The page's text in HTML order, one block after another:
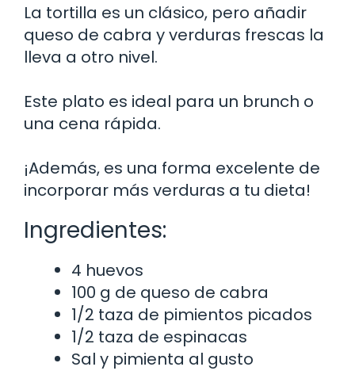
La tortilla es un clásico, pero añadir
queso de cabra y verduras frescas la
lleva a otro nivel.
Este plato es ideal para un brunch o
una cena rápida.
¡Además, es una forma excelente de
incorporar más verduras a tu dieta!
Ingredientes:
4 huevos
100 g de queso de cabra
1/2 taza de pimientos picados
1/2 taza de espinacas
Sal y pimienta al gusto